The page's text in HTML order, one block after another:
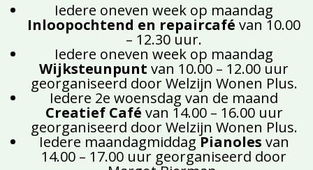
Iedere oneven week op maandag
Inloopochtend en repaircafé van 10.00
– 12.30 uur.
Iedere oneven week op maandag
Wijksteunpunt van 10.00 – 12.00 uur
georganiseerd door Welzijn Wonen Plus.
Iedere 2e woensdag van de maand
Creatief Café van 14.00 – 16.00 uur
georganiseerd door Welzijn Wonen Plus.
Iedere maandagmiddagPianoles van
14.00 – 17.00 uur georganiseerd door